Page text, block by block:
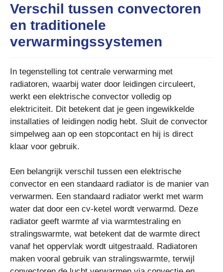
Verschil tussen convectoren
en traditionele
verwarmingssystemen
In tegenstelling tot centrale verwarming met
radiatoren, waarbij water door leidingen circuleert,
werkt een elektrische convector volledig op
elektriciteit. Dit betekent dat je geen ingewikkelde
installaties of leidingen nodig hebt. Sluit de convector
simpelweg aan op een stopcontact en hij is direct
klaar voor gebruik.
Een belangrijk verschil tussen een elektrische
convector en een standaard radiator is de manier van
verwarmen. Een standaard radiator werkt met warm
water dat door een cv-ketel wordt verwarmd. Deze
radiator geeft warmte af via warmtestraling en
stralingswarmte, wat betekent dat de warmte direct
vanaf het oppervlak wordt uitgestraald. Radiatoren
maken vooral gebruik van stralingswarmte, terwijl